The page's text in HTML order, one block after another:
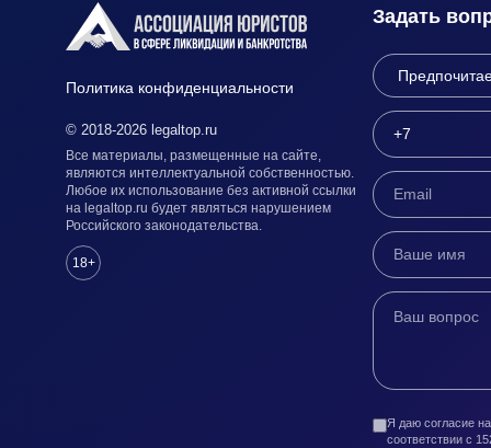
Политика конфиденциальности
© 2018-2026 legaltop.ru
Все материалы, размещенные на сайте,
являются интеллектуальной собственностью.
Любое их использование без активной ссылки
на legaltop.ru будет являться нарушением
Российского законодательства.
18+
Задать
Я даю согласие
соответствии с